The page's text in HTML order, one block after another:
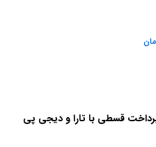
قسطی با تارا و دیجی پی